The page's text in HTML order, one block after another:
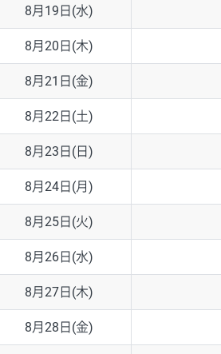
8月19日(水)
8月20日(木)
8月21日(金)
8月22日(土)
8月23日(日)
8月24日(月)
8月25日(火)
8月26日(水)
8月27日(木)
8月28日(金)